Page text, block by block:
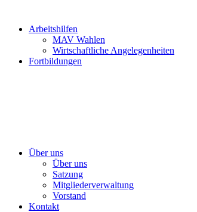
Arbeitshilfen
MAV Wahlen
Wirtschaftliche Angelegenheiten
Fortbildungen
Über uns
Über uns
Satzung
Mitgliederverwaltung
Vorstand
Kontakt